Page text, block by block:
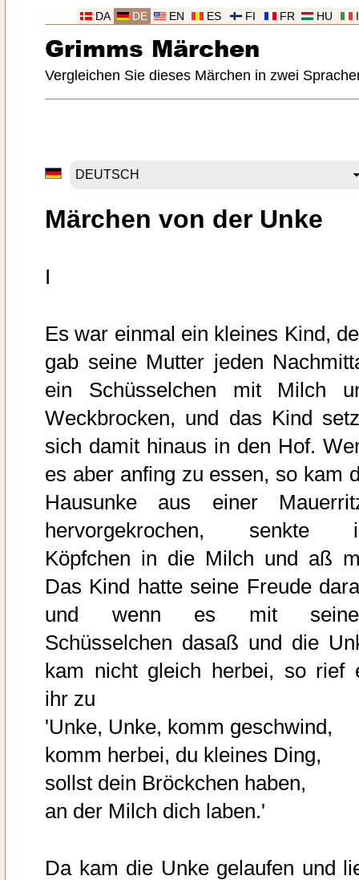
HU
FR
FI
ES
EN
DE
DA
Grimms Märchen
Vergleichen Sie dieses Märchen in zwei
Märchen von der Unke
I
Es war einmal ein kleines Kind,
gab seine Mutter jeden
ein Schüsselchen mit Milch
Weckbrocken, und das Kind
sich damit hinaus in den Hof.
es aber anfing zu essen, so kam
Hausunke aus einer
hervorgekrochen, senkte
Köpfchen in die Milch und aß
Das Kind hatte seine Freude
und wenn es mit
Schüsselchen dasaß und die
kam nicht gleich herbei, so rief
ihr zu
'Unke, Unke, komm geschwind,
komm herbei, du kleines Ding,
sollst dein Bröckchen haben,
an der Milch dich laben.'
Da kam die Unke gelaufen und